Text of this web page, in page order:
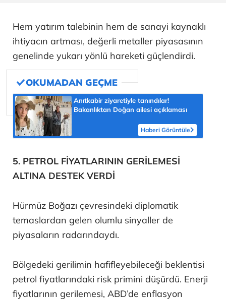
Hem yatırım talebinin hem de sanayi kaynaklı
ihtiyacın artması, değerli metaller piyasasının
genelinde yukarı yönlü hareketi güçlendirdi.
Anıtkabir ziyaretiyle tanındılar!
Bakanlıktan Doğan ailesi açıklaması
Haberi Görüntüle
5. PETROL FİYATLARININ GERİLEMESİ
ALTINA DESTEK VERDİ
Hürmüz Boğazı çevresindeki diplomatik
temaslardan gelen olumlu sinyaller de
piyasaların radarındaydı.
Bölgedeki gerilimin hafifleyebileceği beklentisi
petrol fiyatlarındaki risk primini düşürdü. Enerji
fiyatlarının gerilemesi, ABD’de enflasyon